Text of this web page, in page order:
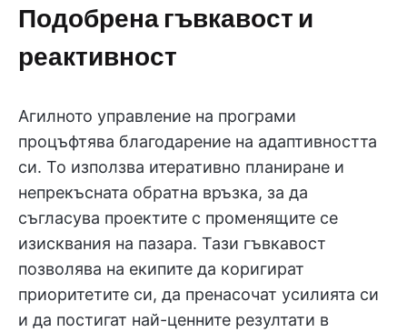
Подобрена гъвкавост и
реактивност
Агилното управление на програми
процъфтява благодарение на адаптивността
си. То използва итеративно планиране и
непрекъсната обратна връзка, за да
съгласува проектите с променящите се
изисквания на пазара. Тази гъвкавост
позволява на екипите да коригират
приоритетите си, да пренасочат усилията си
и да постигат най-ценните резултати в